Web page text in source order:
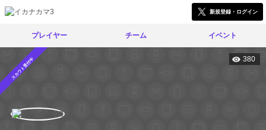
新規登録・ログイン
プレイヤー チーム イベント
スカウト受付中 380